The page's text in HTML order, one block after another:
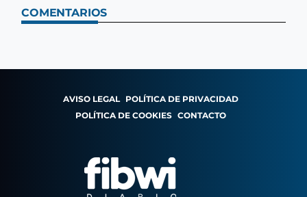
COMENTARIOS
AVISO LEGAL POLÍTICA DE PRIVACIDAD
POLÍTICA DE COOKIES CONTACTO